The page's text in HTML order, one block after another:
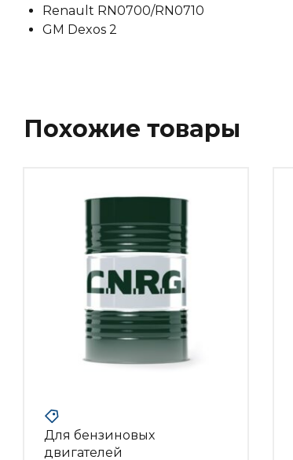
Renault RN0700/RN0710
GM Dexos 2
Похожие товары
Для бензиновых
двигателей